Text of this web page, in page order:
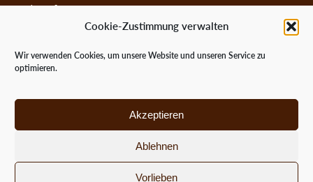
Cookie-Zustimmung verwalten
Wir verwenden Cookies, um unsere Website und unseren Service zu
optimieren.
Akzeptieren
Ablehnen
Vorlieben
Widerruf
Mein Konto
Kasse
Warenkorb